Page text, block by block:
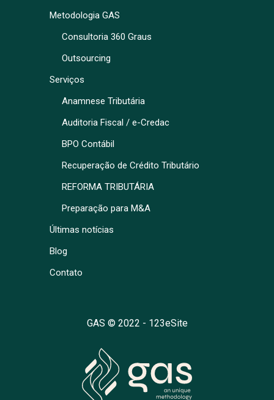
Metodologia GAS
Consultoria 360 Graus
Outsourcing
Serviços
Anamnese Tributária
Auditoria Fiscal / e-Credac
BPO Contábil
Recuperação de Crédito Tributário
REFORMA TRIBUTÁRIA
Preparação para M&A
Últimas notícias
Blog
Contato
GAS © 2022 - 123eSite